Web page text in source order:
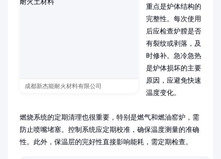
成都新杰能耐火材料有限公司
重点是炉体结构的
完整性。每次使用
后应检查炉膛是否
有裂纹或剥落，及
时修补。急冷急热
是炉体损坏的主要
原因，应避免快速
温度变化。
燃烧系统的定期清理也很重要，特别是燃气和燃油窑炉，需
防止喷嘴堵塞。控制系统应定期校准，确保温度测量的准确
性。此外，保温层的完好性直接影响能耗，需定期检查。